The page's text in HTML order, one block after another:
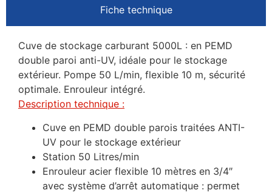
Fiche technique
Cuve de stockage carburant 5000L : en PEMD
double paroi anti-UV, idéale pour le stockage
extérieur. Pompe 50 L/min, flexible 10 m, sécurité
optimale. Enrouleur intégré.
Description technique :
Cuve en PEMD double parois traitées ANTI-
UV pour le stockage extérieur
Station 50 Litres/min
Enrouleur acier flexible 10 mètres en 3/4″
avec système d’arrêt automatique : permet